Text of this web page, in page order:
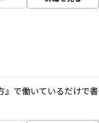
』で働いているだけで書